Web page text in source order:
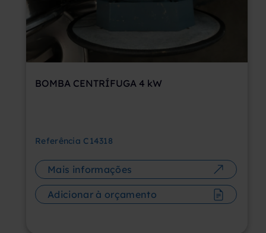
BOMBA CENTRÍFUGA 4 kW
Referência C14318
Mais informações
Adicionar à orçamento